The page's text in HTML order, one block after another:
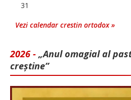
31
Vezi calendar crestin ortodox »
2026 - „Anul omagial al
creștine”